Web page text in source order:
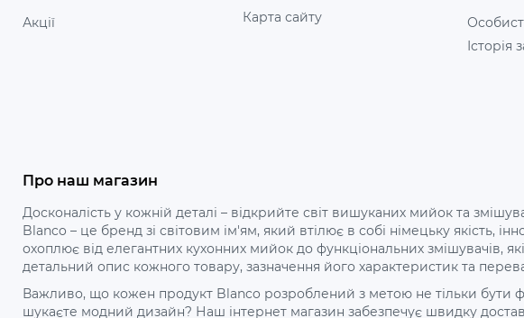
Акції Карта сайту
Історія
Про наш магазин
Досконалість у кожній деталі – відкрийте світ вишуканих мийок та
Blanco – це бренд зі світовим ім'ям, який втілює в собі німецьку
охоплює від елегантних кухонних мийок до функціональних
детальний опис кожного товару, зазначення його характеристик та
Важливо, що кожен продукт Blanco розроблений з метою не тільки бути
шукаєте модний дизайн? Наш інтернет магазин забезпечує швидку